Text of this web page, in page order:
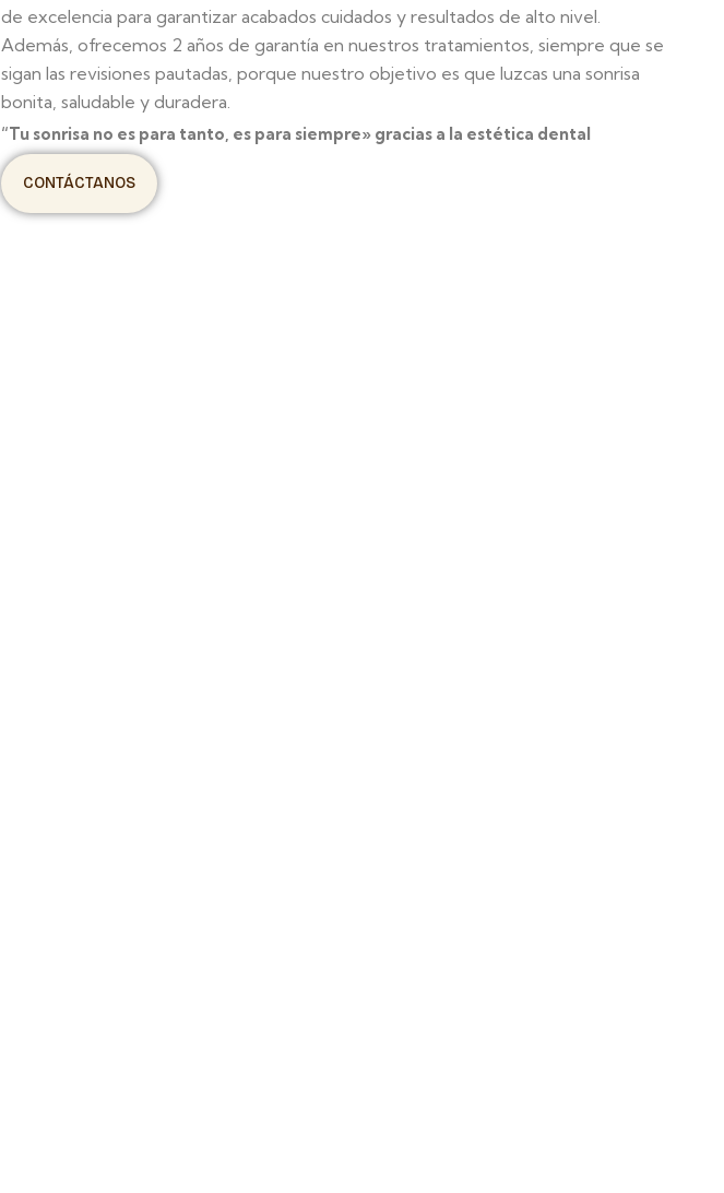
de excelencia para garantizar acabados cuidados y resultados de alto nivel.
Además, ofrecemos 2 años de garantía en nuestros tratamientos, siempre que se
sigan las revisiones pautadas, porque nuestro objetivo es que luzcas una sonrisa
bonita, saludable y duradera.
“Tu sonrisa no es para tanto, es para siempre» gracias a la estética dental
CONTÁCTANOS